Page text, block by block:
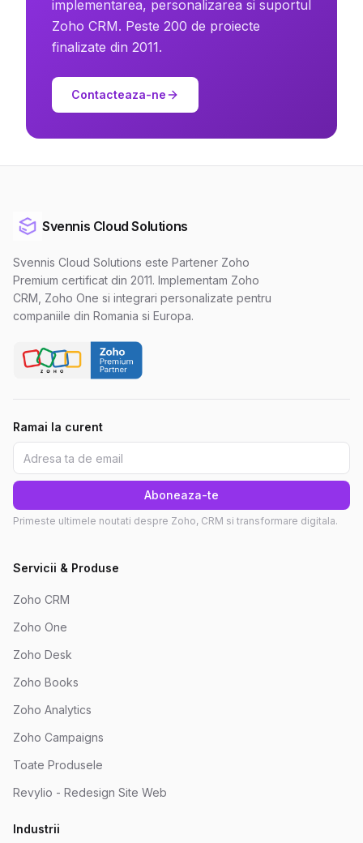
implementarea, personalizarea si suportul
Zoho CRM. Peste 200 de proiecte
finalizate din 2011.
Contacteaza-ne
Svennis Cloud Solutions
Svennis Cloud Solutions este Partener Zoho
Premium certificat din 2011. Implementam Zoho
CRM, Zoho One si integrari personalizate pentru
companiile din Romania si Europa.
Ramai la curent
Aboneaza-te
Primeste ultimele noutati despre Zoho, CRM si transformare digitala.
Servicii & Produse
Zoho CRM
Zoho One
Zoho Desk
Zoho Books
Zoho Analytics
Zoho Campaigns
Toate Produsele
Revylio - Redesign Site Web
Industrii